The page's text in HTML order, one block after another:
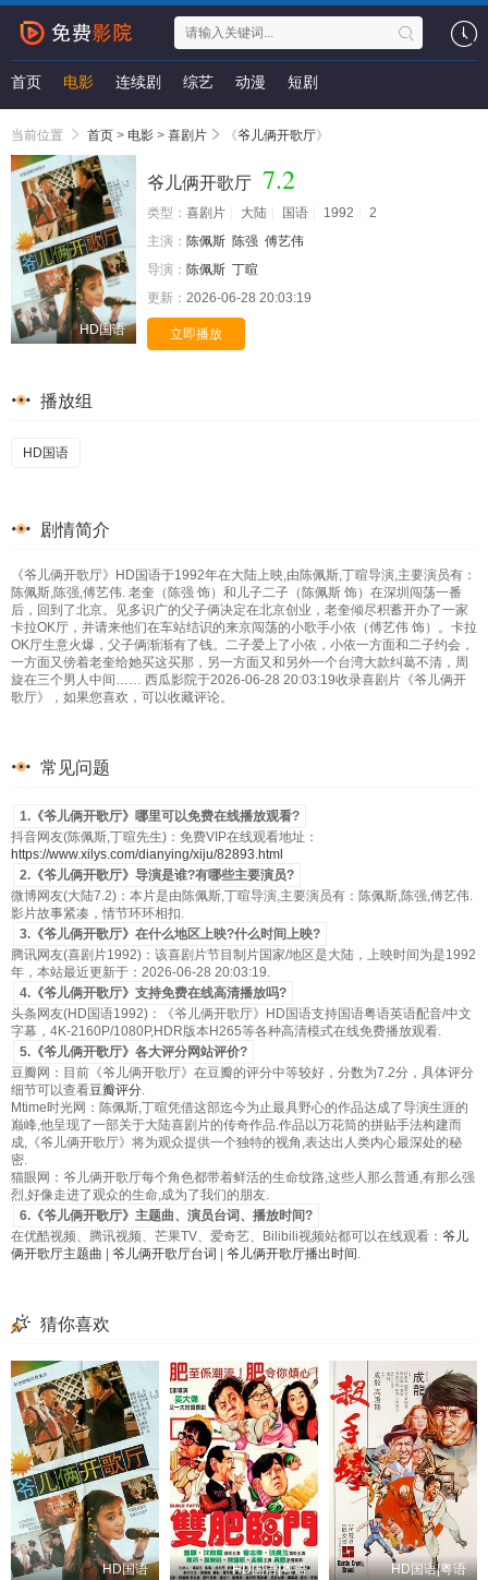
首页 电影 连续剧 综艺 动漫 短剧
当前位置 首页 > 电影 > 喜剧片 《爷儿俩开歌厅》
HD国语
爷儿俩开歌厅 7.2
类型： 喜剧片 大陆 国语 1992
2
主演： 陈佩斯 陈强 傅艺伟
导演： 陈佩斯 丁暄
更新： 2026-06-28 20:03:19
立即播放
播放组
HD国语
剧情简介
《爷儿俩开歌厅》HD国语于1992年在大陆上映,由陈佩斯,丁暄导演,主要演员有：
陈佩斯,陈强,傅艺伟. 老奎（陈强 饰）和儿子二子（陈佩斯 饰）在深圳闯荡一番
后，回到了北京。见多识广的父子俩决定在北京创业，老奎倾尽积蓄开办了一家
卡拉OK厅，并请来他们在车站结识的来京闯荡的小歌手小依（傅艺伟 饰）。卡拉
OK厅生意火爆，父子俩渐渐有了钱。二子爱上了小依，小依一方面和二子约会，
一方面又傍着老奎给她买这买那，另一方面又和另外一个台湾大款纠葛不清，周
旋在三个男人中间…… 西瓜影院于2026-06-28 20:03:19收录喜剧片《爷儿俩开
歌厅》，如果您喜欢，可以收藏评论。
常见问题
1.《爷儿俩开歌厅》哪里可以免费在线播放观看?
抖音网友(陈佩斯,丁暄先生)：免费VIP在线观看地址：
https://www.xilys.com/dianying/xiju/82893.html
2.《爷儿俩开歌厅》导演是谁?有哪些主要演员?
微博网友(大陆7.2)：本片是由陈佩斯,丁暄导演,主要演员有：陈佩斯,陈强,傅艺伟.
影片故事紧凑，情节环环相扣.
3.《爷儿俩开歌厅》在什么地区上映?什么时间上映?
腾讯网友(喜剧片1992)：该喜剧片节目制片国家/地区是大陆，上映时间为是1992
年，本站最近更新于：2026-06-28 20:03:19.
4.《爷儿俩开歌厅》支持免费在线高清播放吗?
头条网友(HD国语1992)：《爷儿俩开歌厅》HD国语支持国语粤语英语配音/中文
字幕，4K-2160P/1080P,HDR版本H265等各种高清模式在线免费播放观看.
5.《爷儿俩开歌厅》各大评分网站评价?
豆瓣网：目前《爷儿俩开歌厅》在豆瓣的评分中等较好，分数为7.2分，具体评分
细节可以查看豆瓣评分.
Mtime时光网：陈佩斯,丁暄凭借这部迄今为止最具野心的作品达成了导演生涯的
巅峰,他呈现了一部关于大陆喜剧片的传奇作品.作品以万花筒的拼贴手法构建而
成,《爷儿俩开歌厅》将为观众提供一个独特的视角,表达出人类内心最深处的秘
密.
猫眼网：爷儿俩开歌厅每个角色都带着鲜活的生命纹路,这些人那么普通,有那么强
烈,好像走进了观众的生命,成为了我们的朋友.
6.《爷儿俩开歌厅》主题曲、演员台词、播放时间?
在优酷视频、腾讯视频、芒果TV、爱奇艺、Bilibili视频站都可以在线观看： 爷儿
俩开歌厅主题曲
爷儿俩开歌厅台词 爷儿俩开歌厅播出时间 .
猜你喜欢
HD国语 HD国语|粤语 HD国语|粤语